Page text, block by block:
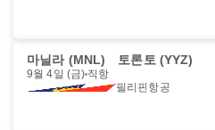
마닐라 (MNL) 토론토 (YYZ)
9월 4일 (금) 직항
필리핀항공